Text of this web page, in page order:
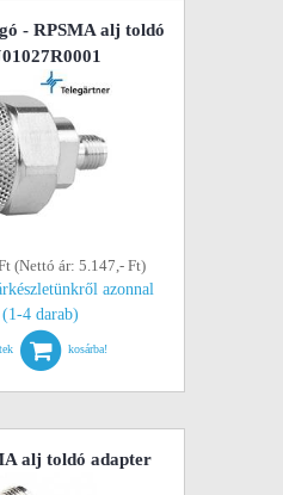
- RPSMA alj toldó
(Nettó ár: 5.147,- Ft)
azonnal
4 darab)
kosárba!
alj toldó adapter